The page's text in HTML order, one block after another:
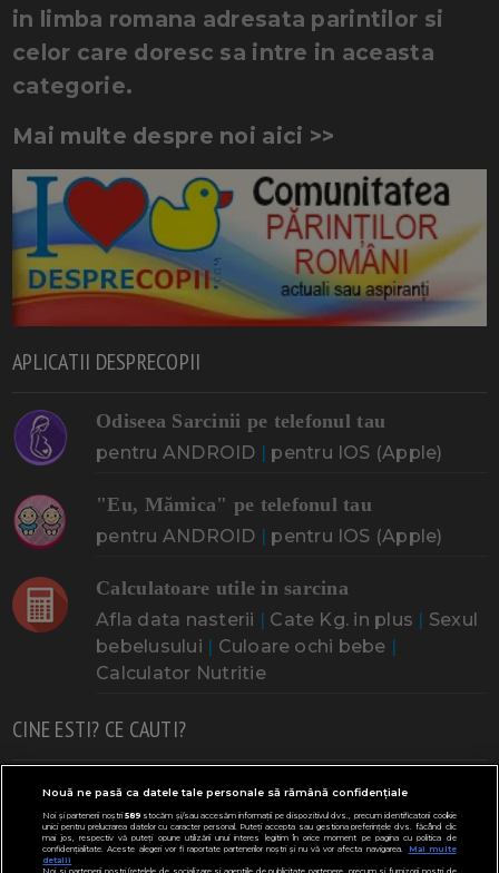
in limba romana adresata parintilor si
celor care doresc sa intre in aceasta
categorie.
Mai multe despre noi aici >>
APLICATII DESPRECOPII
Odiseea Sarcinii pe telefonul tau
pentru ANDROID pentru IOS (Apple)
"Eu, Mămica" pe telefonul tau
pentru ANDROID pentru IOS (Apple)
Calculatoare utile in sarcina
Afla data nasterii Cate Kg. in plus
Sexul
bebelusului
Culoare ochi bebe
Calculator Nutritie
CINE ESTI? CE CAUTI?
Doresc un copil Adoptia Probleme cu sarcina
Urmeaza sa nasc Probleme alaptare Bebe plange
Bebe febra Cresa, Gradinta
Nouă ne pasă ca datele tale personale să rămână confidențiale
Noi și partenerii noștri589stocăm și/sau accesăm informații pe dispozitivul dvs., precum identificatorii cookie
unici pentru prelucrarea datelor cu caracter personal. Puteți accepta sau gestiona preferințele dvs. făcând clic
mai jos, respectiv vă puteți opune utilizării unui interes legitim în orice moment pe pagina cu politica de
confidențialitate. Aceste alegeri vor fi raportate partenerilor noștri și nu vă vor afecta navigarea.
Mai multe
detalii